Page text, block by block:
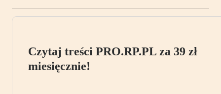
Czytaj treści PRO.RP.PL za 39 zł
miesięcznie!